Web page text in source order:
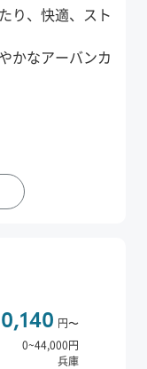
り、快適、スト
かなアーバンカ
円〜
0~44,000円
兵庫